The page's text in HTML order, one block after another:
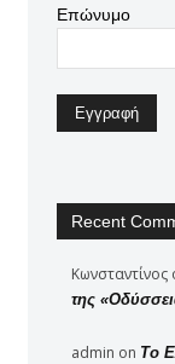
Επώνυμο
Recent
Κωνσταντίνος
της
admin on Το